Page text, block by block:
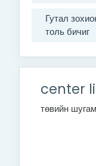
Гутал
толь бичиг
center
төвийн шугам